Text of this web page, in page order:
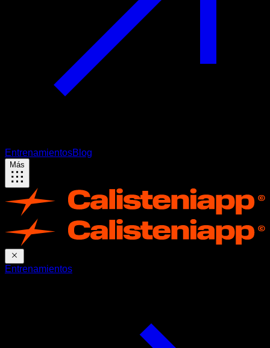
EntrenamientosBlog
Más
Entrenamientos